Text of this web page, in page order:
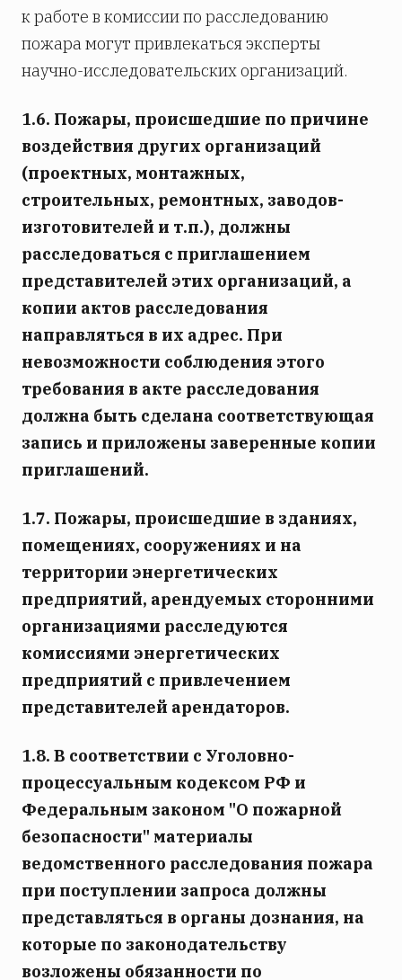
к работе в комиссии по расследованию
пожара могут привлекаться эксперты
научно-исследовательских организаций.
1.6. Пожары, происшедшие по причине
воздействия других организаций
(проектных, монтажных,
строительных, ремонтных, заводов-
изготовителей и т.п.), должны
расследоваться с приглашением
представителей этих организаций, а
копии актов расследования
направляться в их адрес. При
невозможности соблюдения этого
требования в акте расследования
должна быть сделана соответствующая
запись и приложены заверенные копии
приглашений.
1.7. Пожары, происшедшие в зданиях,
помещениях, сооружениях и на
территории энергетических
предприятий, арендуемых сторонними
организациями расследуются
комиссиями энергетических
предприятий с привлечением
представителей арендаторов.
1.8. В соответствии с Уголовно-
процессуальным кодексом РФ и
Федеральным законом "О пожарной
безопасности" материалы
ведомственного расследования пожара
при поступлении запроса должны
представляться в органы дознания, на
которые по законодательству
возложены обязанности по